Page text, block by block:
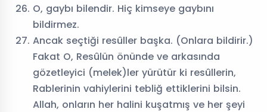
O, gaybı bilendir. Hiç kimseye gaybını
bildirmez.
Ancak seçtiği resûller başka. (Onlara bildirir.)
Fakat O, Resûlün önünde ve arkasında
gözetleyici (melek)ler yürütür ki resûllerin,
Rablerinin vahiylerini tebliğ ettiklerini bilsin.
Allah, onların her halini kuşatmış ve her şeyi